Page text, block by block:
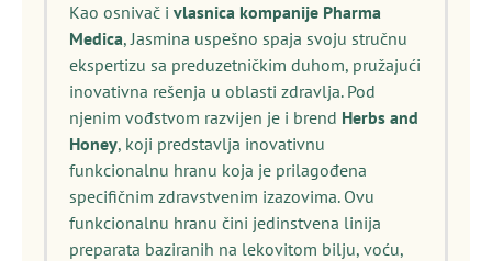
Kao osnivač i vlasnica kompanije Pharma
Medica, Jasmina uspešno spaja svoju stručnu
ekspertizu sa preduzetničkim duhom, pružajući
inovativna rešenja u oblasti zdravlja. Pod
njenim vođstvom razvijen je i brend Herbs and
Honey, koji predstavlja inovativnu
funkcionalnu hranu koja je prilagođena
specifičnim zdravstvenim izazovima. Ovu
funkcionalnu hranu čini jedinstvena linija
preparata baziranih na lekovitom bilju, voću,